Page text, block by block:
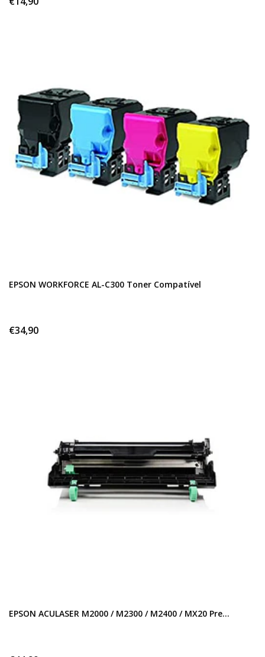
EPSON WORKFORCE AL-C300 Toner Compatível
€34,90
EPSON ACULASER M2000 / M2300 / M2400 / MX20 Pre...